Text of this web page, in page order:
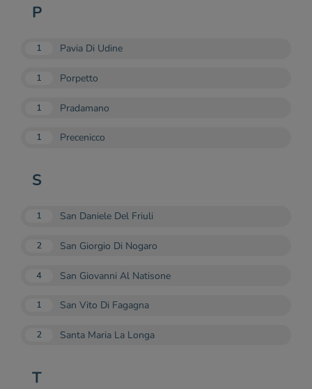
P
1 Pavia Di Udine
1 Porpetto
1 Pradamano
1 Precenicco
S
1 San Daniele Del Friuli
2 San Giorgio Di Nogaro
4 San Giovanni Al Natisone
1 San Vito Di Fagagna
2 Santa Maria La Longa
T